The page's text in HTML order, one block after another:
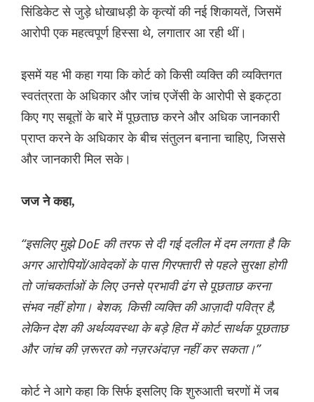
सिंडिकेट से जुड़े धोखाधड़ी के कृत्यों की नई शिकायतें, जिसमें
आरोपी एक महत्वपूर्ण हिस्सा थे, लगातार आ रही थीं।
इसमें यह भी कहा गया कि कोर्ट को किसी व्यक्ति की व्यक्तिगत
स्वतंत्रता के अधिकार और जांच एजेंसी के आरोपी से इकट्ठा
किए गए सबूतों के बारे में पूछताछ करने और अधिक जानकारी
प्राप्त करने के अधिकार के बीच संतुलन बनाना चाहिए, जिससे
और जानकारी मिल सके।
जज ने कहा,
“इसलिए मुझे DoE की तरफ से दी गई दलील में दम लगता है कि
अगर आरोपियों/आवेदकों के पास गिरफ्तारी से पहले सुरक्षा होगी
तो जांचकर्ताओं के लिए उनसे प्रभावी ढंग से पूछताछ करना
संभव नहीं होगा। बेशक, किसी व्यक्ति की आज़ादी पवित्र है,
लेकिन देश की अर्थव्यवस्था के बड़े हित में कोर्ट सार्थक पूछताछ
और जांच की ज़रूरत को नज़रअंदाज़ नहीं कर सकता।”
कोर्ट ने आगे कहा कि सिर्फ इसलिए कि शुरुआती चरणों में जब